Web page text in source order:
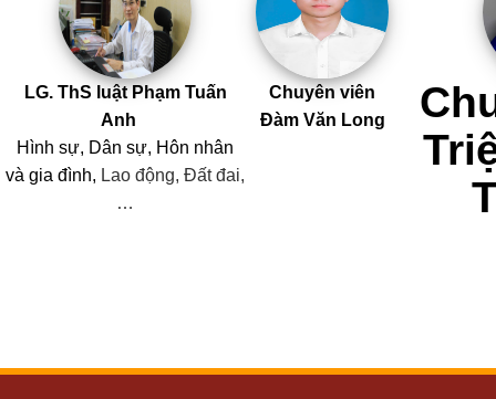
LG. ThS luật Phạm Tuấn
Anh
Hình sự, Dân sự, Hôn nhân
và gia đình, Lao động, Đất đai,
…
Chuyên viên
Đàm Văn Long